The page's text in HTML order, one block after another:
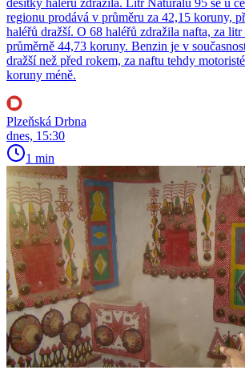
desítky haléřů zdražila. Litr Naturalu 95 se u
regionu prodává v průměru za 42,15 koruny,
haléřů dražší. O 68 haléřů zdražila nafta, za
průměrně 44,73 koruny. Benzin je v
dražší než před rokem, za naftu tehdy
koruny méně.
Plzeňská Drbna
dnes, 15:30
1 min